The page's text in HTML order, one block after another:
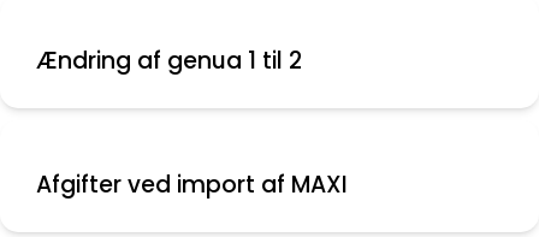
Ændring af genua 1 til 2
Afgifter ved import af MAXI